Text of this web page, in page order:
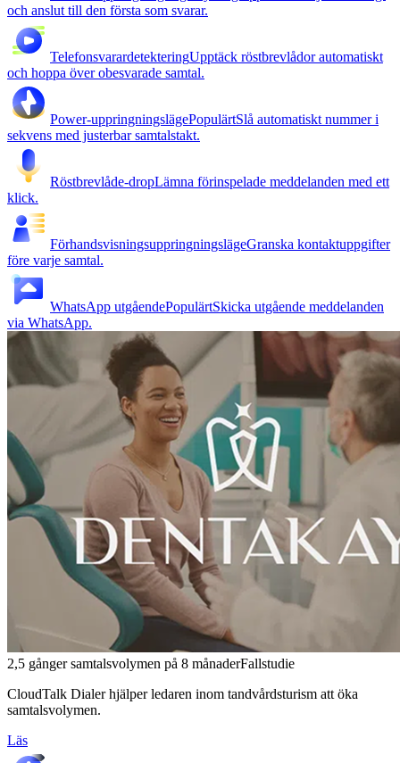
och anslut till den första som svarar.
TelefonsvarardetekteringUpptäck röstbrevlådor automatiskt
och hoppa över obesvarade samtal.
Power-uppringningslägePopulärtSlå automatiskt nummer i
sekvens med justerbar samtalstakt.
Röstbrevlåde-dropLämna förinspelade meddelanden med ett
klick.
FörhandsvisningsuppringningslägeGranska kontaktuppgifter
före varje samtal.
WhatsApp utgåendePopulärtSkicka utgående meddelanden
via WhatsApp.
2,5 gånger samtalsvolymen på 8 månaderFallstudie
CloudTalk Dialer hjälper ledaren inom tandvårdsturism att öka
samtalsvolymen.
Läs